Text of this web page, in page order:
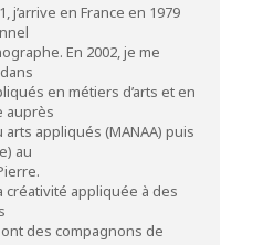
j’arrive en France en 1979
En 2002, je me
en métiers d’arts et en
auprès
arts appliqués (MANAA) puis
au
créativité appliquée à des
des compagnons de